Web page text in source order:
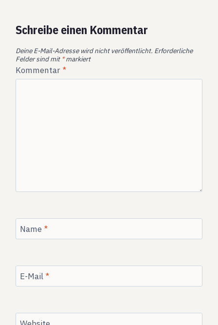
Schreibe einen Kommentar
Deine E-Mail-Adresse wird nicht veröffentlicht. Erforderliche
Felder sind mit *markiert
Kommentar *
Name *
E-Mail *